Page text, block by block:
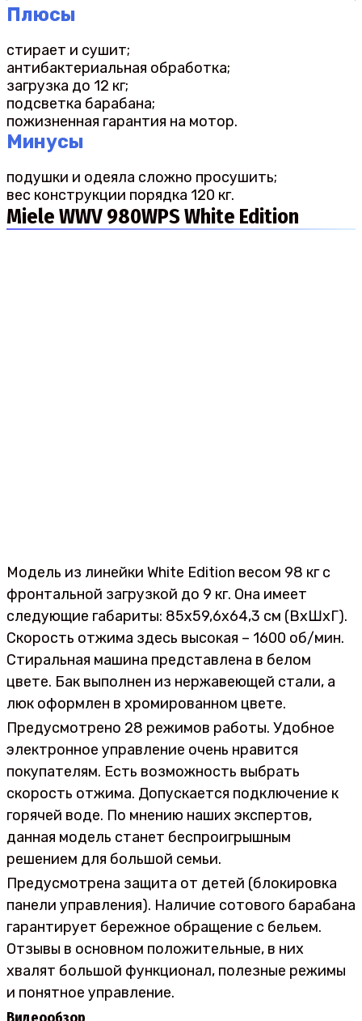
Плюсы
стирает и сушит;
антибактериальная обработка;
загрузка до 12 кг;
подсветка барабана;
пожизненная гарантия на мотор.
Минусы
подушки и одеяла сложно просушить;
вес конструкции порядка 120 кг.
Miele WWV 980WPS White Edition
Модель из линейки White Edition весом 98 кг с
фронтальной загрузкой до 9 кг. Она имеет
следующие габариты: 85х59,6х64,3 см (ВхШхГ).
Скорость отжима здесь высокая – 1600 об/мин.
Стиральная машина представлена в белом
цвете. Бак выполнен из нержавеющей стали, а
люк оформлен в хромированном цвете.
Предусмотрено 28 режимов работы. Удобное
электронное управление очень нравится
покупателям. Есть возможность выбрать
скорость отжима. Допускается подключение к
горячей воде. По мнению наших экспертов,
данная модель станет беспроигрышным
решением для большой семьи.
Предусмотрена защита от детей (блокировка
панели управления). Наличие сотового барабана
гарантирует бережное обращение с бельем.
Отзывы в основном положительные, в них
хвалят большой функционал, полезные режимы
и понятное управление.